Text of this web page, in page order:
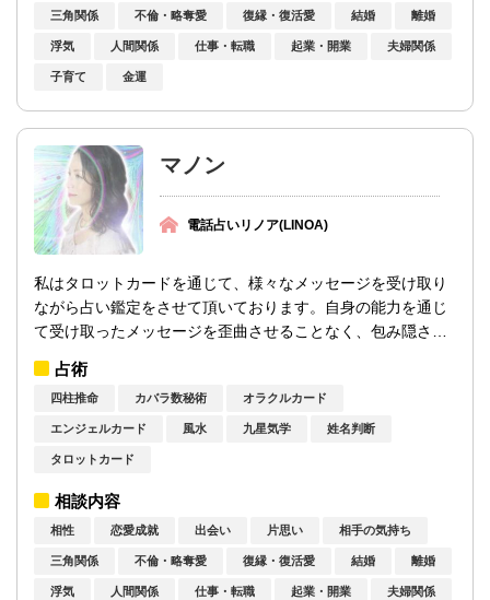
三角関係 不倫・略奪愛 復縁・復活愛 結婚 離婚
浮気 人間関係 仕事・転職 起業・開業 夫婦関係
子育て 金運
マノン
電話占いリノア(LINOA)
私はタロットカードを通じて、様々なメッセージを受け取り
ながら占い鑑定をさせて頂いております。自身の能力を通じ
て受け取ったメッセージを歪曲させることなく、包み隠さず
占術
四柱推命 カバラ数秘術 オラクルカード
エンジェルカード 風水 九星気学 姓名判断
タロットカード
相談内容
相性 恋愛成就 出会い 片思い 相手の気持ち
三角関係 不倫・略奪愛 復縁・復活愛 結婚 離婚
浮気 人間関係 仕事・転職 起業・開業 夫婦関係